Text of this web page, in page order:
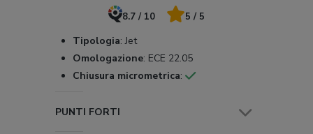
8.7 / 10 5 / 5
Tipologia: Jet
Omologazione: ECE 22.05
Chiusura micrometrica:
PUNTI FORTI